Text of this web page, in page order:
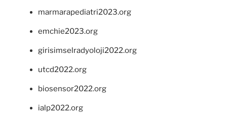
marmarapediatri2023.org
emchie2023.org
girisimselradyoloji2022.org
utcd2022.org
biosensor2022.org
ialp2022.org